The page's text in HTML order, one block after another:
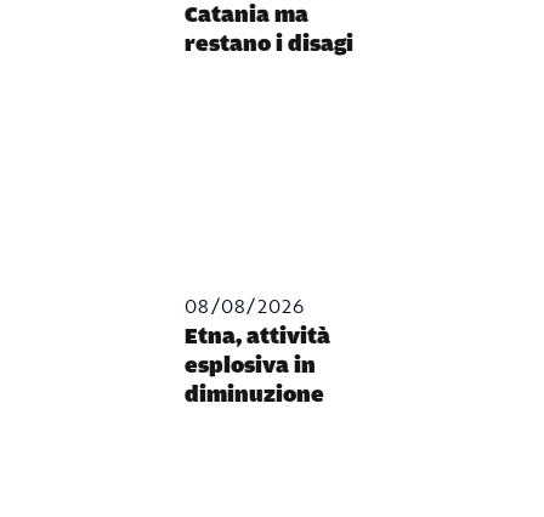
Catania ma
restano i disagi
08/08/2026
Etna, attività
esplosiva in
diminuzione